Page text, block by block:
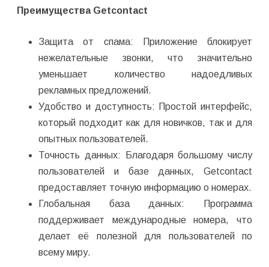
Преимущества Getcontact
Защита от спама: Приложение блокирует
нежелательные звонки, что значительно
уменьшает количество надоедливых
рекламных предложений.
Удобство и доступность: Простой интерфейс,
который подходит как для новичков, так и для
опытных пользователей.
Точность данных: Благодаря большому числу
пользователей и базе данных, Getcontact
предоставляет точную информацию о номерах.
Глобальная база данных: Программа
поддерживает международные номера, что
делает её полезной для пользователей по
всему миру.